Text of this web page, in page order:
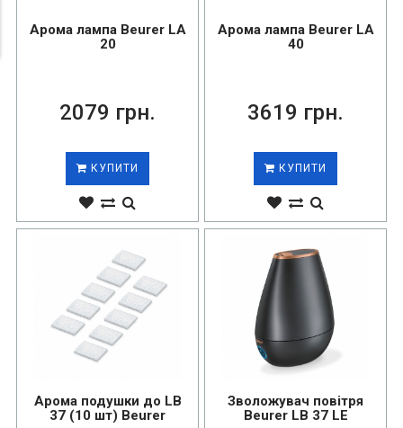
Арома лампа Beurer LA
20
2079 грн.
КУПИТИ
Арома лампа Beurer LA
40
3619 грн.
КУПИТИ
Арома подушки до LB
37 (10 шт) Beurer
Зволожувач повітря
Beurer LB 37 LE